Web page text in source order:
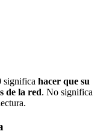
significa hacer que su
de la red. No significa